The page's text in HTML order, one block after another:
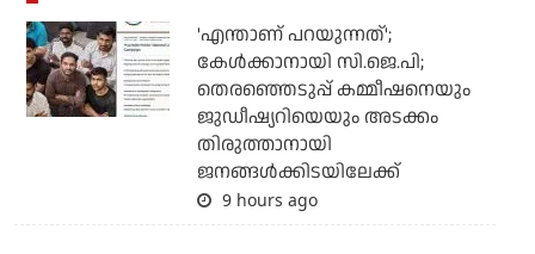
'എന്താണ് പറയുന്നത്';
കേള്‍ക്കാനായി സി.ജെ.പി;
തെരഞ്ഞെടുപ്പ് കമ്മീഷനെയും
ജുഡീഷ്യറിയെയും അടക്കം
തിരുത്താനായി
ജനങ്ങള്‍ക്കിടയിലേക്ക്
9 hours ago